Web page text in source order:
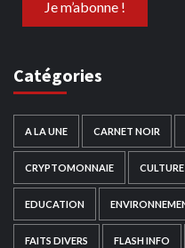
Catégories
A LA UNE CARNET NOIR
CRYPTOMONNAIE CULTURE
EDUCATION
FAITS DIVERS FLASH INFO